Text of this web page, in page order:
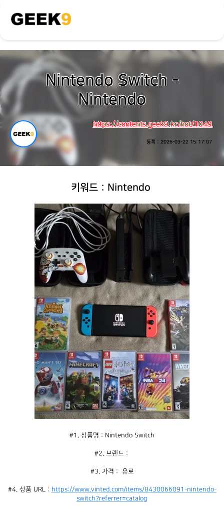
Nintendo Switch -
Nintendo
https://contents.geek9.kr/hot/1049
등록 : 2026-03-22 15:17:07
키워드 : Nintendo
#1. 상품명 : Nintendo Switch
#2. 브랜드 :
#3. 가격 :  유로
#4. 상품 URL : https://www.vinted.com/items/8430066091-nintendo-
switch?referrer=catalog